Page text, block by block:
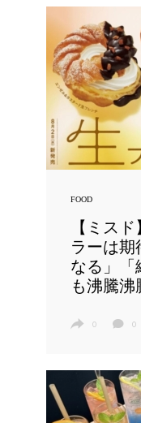
FOOD
【ミス
ラーは
なる」「
も沸騰沸
0 0